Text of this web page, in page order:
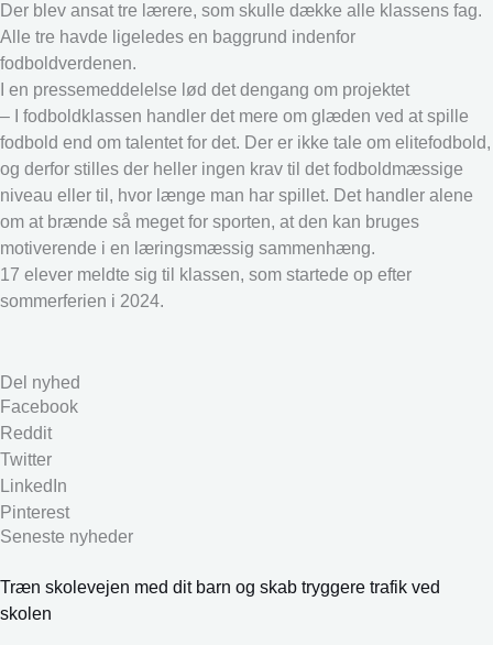
Der blev ansat tre lærere, som skulle dække alle klassens fag.
Alle tre havde ligeledes en baggrund indenfor
fodboldverdenen.
I en pressemeddelelse lød det dengang om projektet
– I fodboldklassen handler det mere om glæden ved at spille
fodbold end om talentet for det. Der er ikke tale om elitefodbold,
og derfor stilles der heller ingen krav til det fodboldmæssige
niveau eller til, hvor længe man har spillet. Det handler alene
om at brænde så meget for sporten, at den kan bruges
motiverende i en læringsmæssig sammenhæng.
17 elever meldte sig til klassen, som startede op efter
sommerferien i 2024.
Del nyhed
Facebook
Reddit
Twitter
LinkedIn
Pinterest
Seneste nyheder
Træn skolevejen med dit barn og skab tryggere trafik ved
skolen